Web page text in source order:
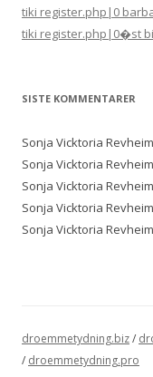
tiki register.php|0
tiki register.php|0�st
SISTE KOMMENTARER
Sonja Vicktoria Revheim
Sonja Vicktoria Revheim
Sonja Vicktoria Revheim
Sonja Vicktoria Revheim
Sonja Vicktoria Revheim
droemmetydning.biz/
/ droemmetydning.pro